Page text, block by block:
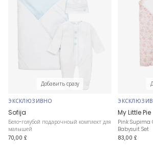
Добавить сразу
ЭКСКЛЮЗИВНО
Sofija
Бело-голубой подарочноый комплект для
малышей
70,00 £
My Little Pie
Pink Supima
Babysuit Set
83,00 £